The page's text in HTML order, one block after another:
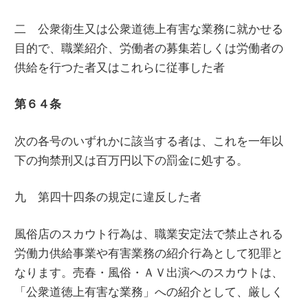
二 公衆衛生又は公衆道徳上有害な業務に就かせる
目的で、職業紹介、労働者の募集若しくは労働者の
供給を行つた者又はこれらに従事した者
第６４条
次の各号のいずれかに該当する者は、これを一年以
下の拘禁刑又は百万円以下の罰金に処する。
九 第四十四条の規定に違反した者
風俗店のスカウト行為は、職業安定法で禁止される
労働力供給事業や有害業務の紹介行為として犯罪と
なります。売春・風俗・ＡＶ出演へのスカウトは、
「公衆道徳上有害な業務」への紹介として、厳しく